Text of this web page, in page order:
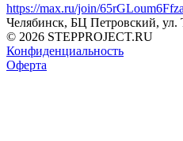
https://max.ru/join/
Челябинск, БЦ Петровский, ул.
© 2026 STEPPROJECT.RU
Конфиденциальность
Оферта